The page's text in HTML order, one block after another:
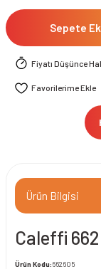
Sepete
Fiyatı Düşünce
Ürün Bilgisi
Caleffi 662
Ürün Kodu:6626O5